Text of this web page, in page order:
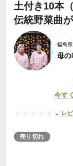
土付き10本
伝統野菜曲
福島
母
今す
- レ
売り切れ